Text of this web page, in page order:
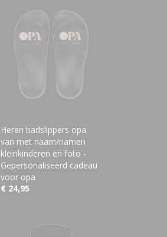
Heren badslippers opa
van met naam/namen
kleinkinderen en foto -
Gepersonaliseerd cadeau
voor opa
€ 24,95